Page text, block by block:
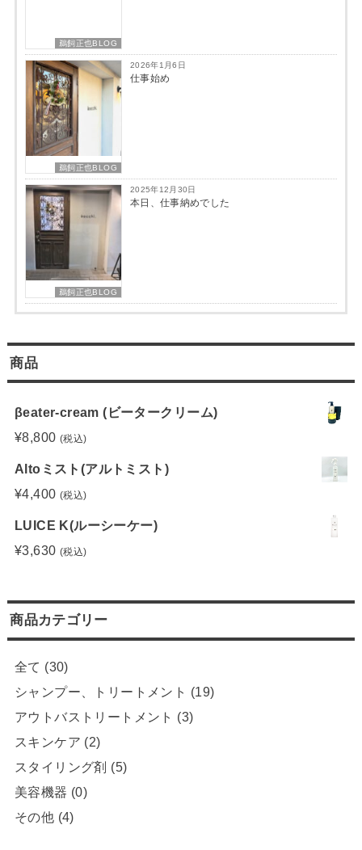
鵜飼正也BLOG
鵜飼正也BLOG
2026年1月6日
仕事始め
鵜飼正也BLOG
2025年12月30日
本日、仕事納めでした
商品
βeater-cream (ビータークリーム)
¥8,800 (税込)
Altoミスト(アルトミスト)
¥4,400 (税込)
LUICE K(ルーシーケー)
¥3,630 (税込)
商品カテゴリー
全て (30)
シャンプー、トリートメント (19)
アウトバストリートメント (3)
スキンケア (2)
スタイリング剤 (5)
美容機器 (0)
その他 (4)